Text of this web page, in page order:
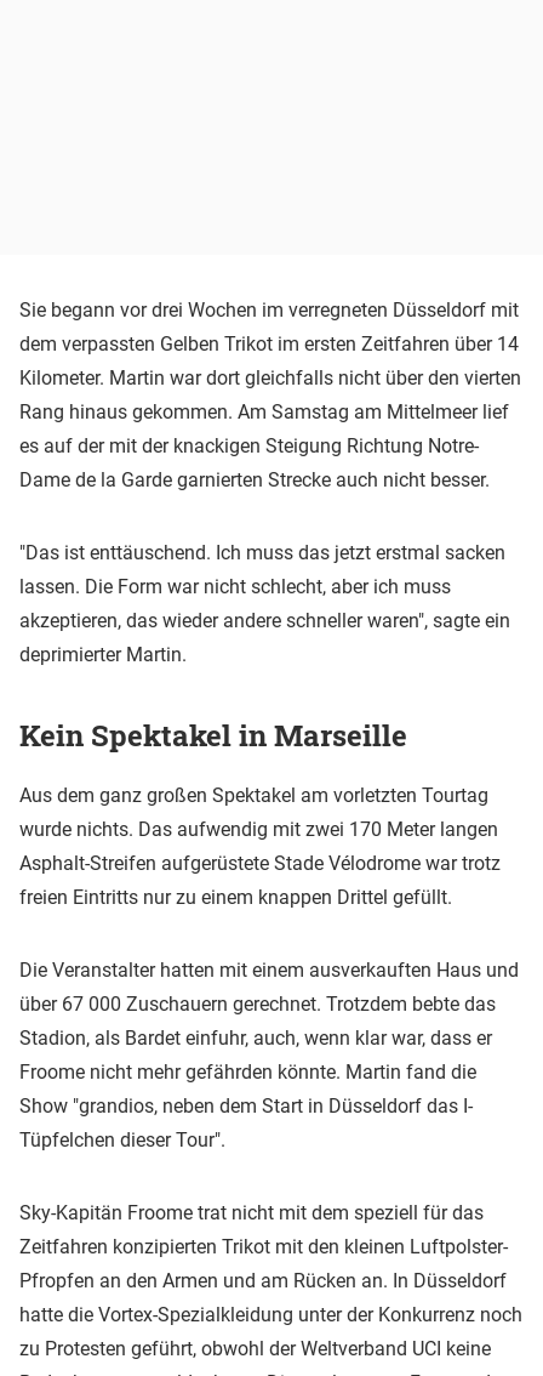
Sie begann vor drei Wochen im verregneten Düsseldorf mit
dem verpassten Gelben Trikot im ersten Zeitfahren über 14
Kilometer. Martin war dort gleichfalls nicht über den vierten
Rang hinaus gekommen. Am Samstag am Mittelmeer lief
es auf der mit der knackigen Steigung Richtung Notre-
Dame de la Garde garnierten Strecke auch nicht besser.
"Das ist enttäuschend. Ich muss das jetzt erstmal sacken
lassen. Die Form war nicht schlecht, aber ich muss
akzeptieren, das wieder andere schneller waren", sagte ein
deprimierter Martin.
Kein Spektakel in Marseille
Aus dem ganz großen Spektakel am vorletzten Tourtag
wurde nichts. Das aufwendig mit zwei 170 Meter langen
Asphalt-Streifen aufgerüstete Stade Vélodrome war trotz
freien Eintritts nur zu einem knappen Drittel gefüllt.
Die Veranstalter hatten mit einem ausverkauften Haus und
über 67 000 Zuschauern gerechnet. Trotzdem bebte das
Stadion, als Bardet einfuhr, auch, wenn klar war, dass er
Froome nicht mehr gefährden könnte. Martin fand die
Show "grandios, neben dem Start in Düsseldorf das I-
Tüpfelchen dieser Tour".
Sky-Kapitän Froome trat nicht mit dem speziell für das
Zeitfahren konzipierten Trikot mit den kleinen Luftpolster-
Pfropfen an den Armen und am Rücken an. In Düsseldorf
hatte die Vortex-Spezialkleidung unter der Konkurrenz noch
zu Protesten geführt, obwohl der Weltverband UCI keine